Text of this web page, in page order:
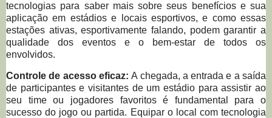
tecnologias para saber mais sobre seus benefícios e sua
aplicação em estádios e locais esportivos, e como essas
estações ativas, esportivamente falando, podem garantir a
qualidade dos eventos e o bem-estar de todos os
envolvidos.
Controle de acesso eficaz:A chegada, a entrada e a saída
de participantes e visitantes de um estádio para assistir ao
seu time ou jogadores favoritos é fundamental para o
sucesso do jogo ou partida. Equipar o local com tecnologia